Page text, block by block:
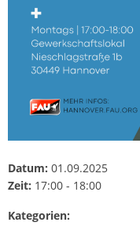
Datum: 01.09.2025
Zeit: 17:00 - 18:00
Kategorien: